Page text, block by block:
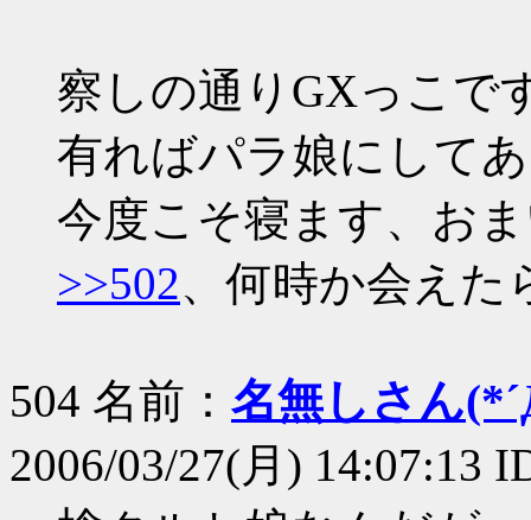
察しの通りGXっこで
有ればパラ娘にして
今度こそ寝ます、お
>>502、何時か会えた
504 名前： 名無しさん
2006/03/27(月) 14:07:13